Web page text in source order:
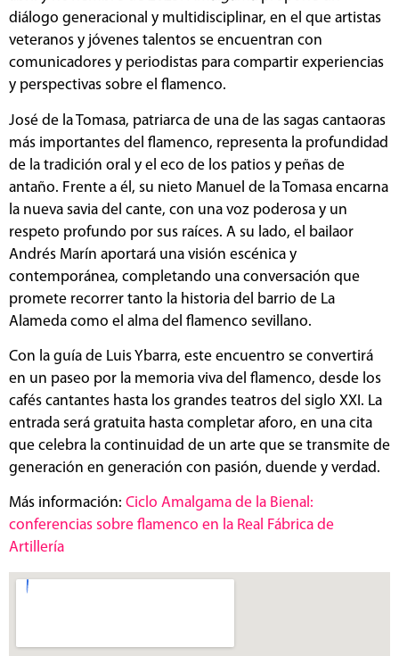
diálogo generacional y multidisciplinar, en el que artistas
veteranos y jóvenes talentos se encuentran con
comunicadores y periodistas para compartir experiencias
y perspectivas sobre el flamenco.
José de la Tomasa, patriarca de una de las sagas cantaoras
más importantes del flamenco, representa la profundidad
de la tradición oral y el eco de los patios y peñas de
antaño. Frente a él, su nieto Manuel de la Tomasa encarna
la nueva savia del cante, con una voz poderosa y un
respeto profundo por sus raíces. A su lado, el bailaor
Andrés Marín aportará una visión escénica y
contemporánea, completando una conversación que
promete recorrer tanto la historia del barrio de La
Alameda como el alma del flamenco sevillano.
Con la guía de Luis Ybarra, este encuentro se convertirá
en un paseo por la memoria viva del flamenco, desde los
cafés cantantes hasta los grandes teatros del siglo XXI. La
entrada será gratuita hasta completar aforo, en una cita
que celebra la continuidad de un arte que se transmite de
generación en generación con pasión, duende y verdad.
Más información: Ciclo Amalgama de la Bienal:
conferencias sobre flamenco en la Real Fábrica de
Artillería